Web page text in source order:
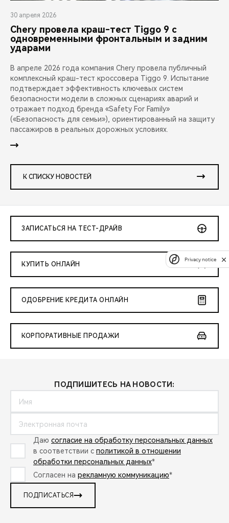
30 апреля 2026
Chery провела краш-тест Tiggo 9 с
одновременными фронтальным и задним
ударами
В апреле 2026 года компания Chery провела публичный
комплексный краш-тест кроссовера Tiggo 9. Испытание
подтверждает эффективность ключевых систем
безопасности модели в сложных сценариях аварий и
отражает подход бренда «Safety For Family»
(«Безопасность для семьи»), ориентированный на защиту
пассажиров в реальных дорожных условиях.
К СПИСКУ НОВОСТЕЙ
ЗАПИСАТЬСЯ НА ТЕСТ-ДРАЙВ
КУПИТЬ ОНЛАЙН
ОДОБРЕНИЕ КРЕДИТА ОНЛАЙН
КОРПОРАТИВНЫЕ ПРОДАЖИ
ПОДПИШИТЕСЬ НА НОВОСТИ:
Даю согласие на обработку персональных данных
в соответствии с политикой в отношении
обработки персональных данных*
Согласен на рекламную коммуникацию*
ПОДПИСАТЬСЯ
Privacy notice